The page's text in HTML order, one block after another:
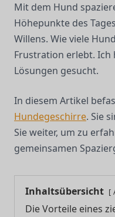
Mit dem Hund
Höhepunkte des
Willens. Wie viele
Frustration erlebt. Ich
Lösungen gesucht.
In diesem Artikel
Hundegeschirre. Sie
Sie weiter, um zu
gemeinsamen
Inhaltsübersicht
Die Vorteile eines